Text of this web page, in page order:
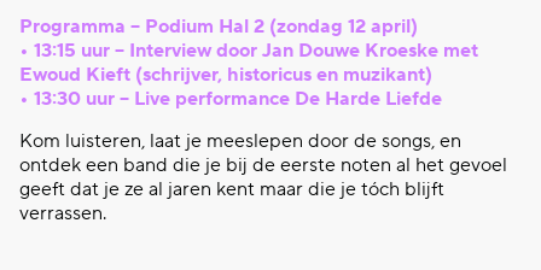
Programma – Podium Hal 2 (zondag 12 april)
• 13:15 uur – Interview door Jan Douwe Kroeske met
Ewoud Kieft (schrijver, historicus en muzikant)
• 13:30 uur – Live performance De Harde Liefde
Kom luisteren, laat je meeslepen door de songs, en
ontdek een band die je bij de eerste noten al het gevoel
geeft dat je ze al jaren kent maar die je tóch blijft
verrassen.